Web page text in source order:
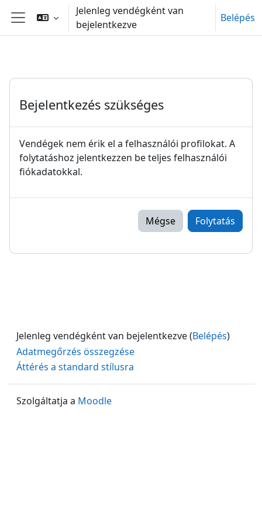
Tovább a fő tartalomhoz
Oldalpanel
Jelenleg vendégként van
bejelentkezve
Belépés
Bejelentkezés szükséges
Vendégek nem érik el a felhasználói profilokat. A
folytatáshoz jelentkezzen be teljes felhasználói
fiókadatokkal.
Mégse Folytatás
Jelenleg vendégként van bejelentkezve (Belépés)
Adatmegőrzés összegzése
Áttérés a standard stílusra
Szolgáltatja a Moodle